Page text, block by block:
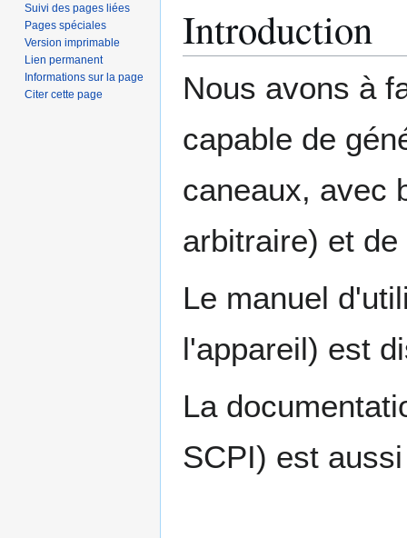
Introduction
Nous avons à
capable de
caneaux, avec
arbitraire) et
Le manuel
l'appareil) est
La
SCPI) est
Suivi des pages liées
Pages spéciales
Version imprimable
Lien permanent
Informations sur la page
Citer cette page